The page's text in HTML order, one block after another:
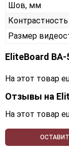
Шов, мм
Размер
EliteBoard
На этот товар
Отзывы на
На этот товар